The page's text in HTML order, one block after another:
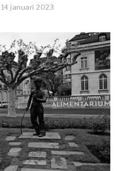
14 januari 2023